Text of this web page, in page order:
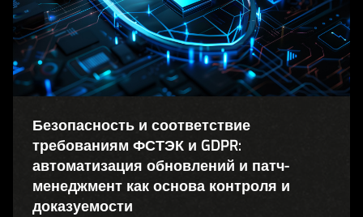
Безопасность и соответствие
требованиям ФСТЭК и GDPR:
автоматизация обновлений и патч-
менеджмент как основа контроля и
доказуемости